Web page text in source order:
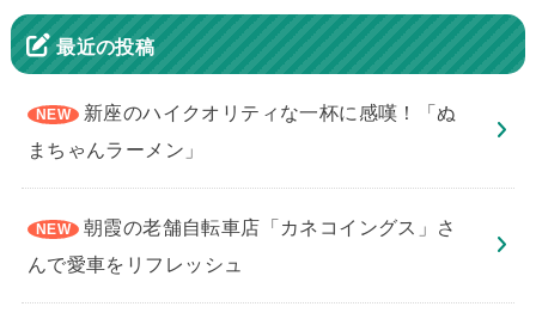
最近の投稿
新座のハイクオリティな一杯に感嘆！「ぬ
まちゃんラーメン」
朝霞の老舗自転車店「カネコイングス」さ
んで愛車をリフレッシュ